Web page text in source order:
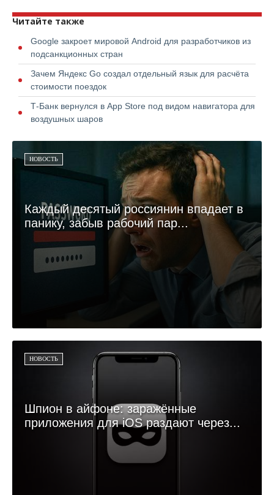
Читайте также
Google закроет мировой Android для разработчиков из
подсанкционных стран
Зачем Яндекс Go создал отдельный язык для расчёта
стоимости поездок
Т-Банк вернулся в App Store под видом навигатора для
воздушных шаров
НОВОСТЬ
Каждый десятый россиянин впадает в
панику, забыв рабочий пар...
НОВОСТЬ
Шпион в айфоне: заражённые
приложения для iOS раздают через...